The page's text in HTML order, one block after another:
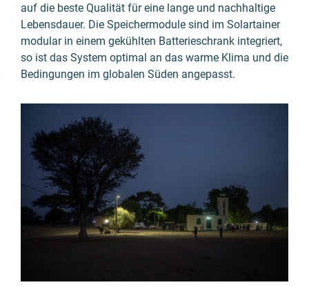
auf die beste Qualität für eine lange und nach­haltige
Lebens­dauer. Die Speicher­module sind im Solartainer
modular in einem gekühlten Batterie­schrank integriert,
so ist das System optimal an das warme Klima und die
Bedingungen im globalen Süden angepasst.